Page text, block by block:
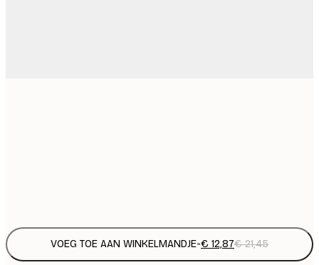
VOEG TOE AAN WINKELMANDJE-€ 12,87€ 21,45